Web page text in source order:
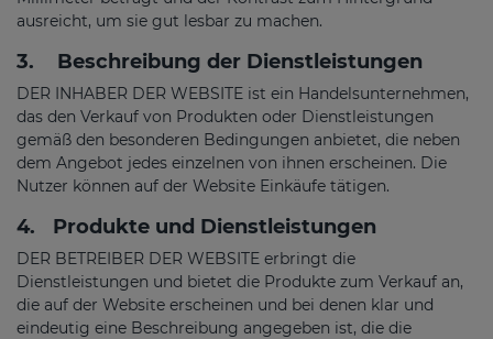
ausreicht, um sie gut lesbar zu machen.
3. Beschreibung der Dienstleistungen
DER INHABER DER WEBSITE ist ein Handelsunternehmen,
das den Verkauf von Produkten oder Dienstleistungen
gemäß den besonderen Bedingungen anbietet, die neben
dem Angebot jedes einzelnen von ihnen erscheinen. Die
Nutzer können auf der Website Einkäufe tätigen.
4. Produkte und Dienstleistungen
DER BETREIBER DER WEBSITE erbringt die
Dienstleistungen und bietet die Produkte zum Verkauf an,
die auf der Website erscheinen und bei denen klar und
eindeutig eine Beschreibung angegeben ist, die die